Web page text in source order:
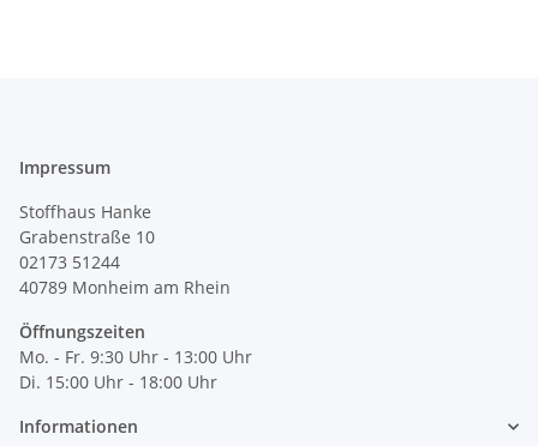
Impressum
Stoffhaus Hanke
Grabenstraße 10
02173 51244
40789 Monheim am Rhein
Öffnungszeiten
Mo. - Fr. 9:30 Uhr - 13:00 Uhr
Di. 15:00 Uhr - 18:00 Uhr
Informationen